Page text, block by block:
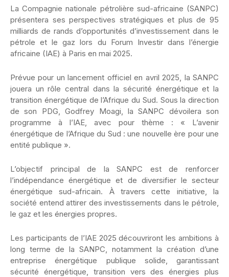
La Compagnie nationale pétrolière sud-africaine (SANPC)
présentera ses perspectives stratégiques et plus de 95
milliards de rands d’opportunités d’investissement dans le
pétrole et le gaz lors du Forum Investir dans l’énergie
africaine (IAE) à Paris en mai 2025.
Prévue pour un lancement officiel en avril 2025, la SANPC
jouera un rôle central dans la sécurité énergétique et la
transition énergétique de l’Afrique du Sud. Sous la direction
de son PDG, Godfrey Moagi, la SANPC dévoilera son
programme à l’IAE, avec pour thème : « L’avenir
énergétique de l’Afrique du Sud : une nouvelle ère pour une
entité publique ».
L’objectif principal de la SANPC est de renforcer
l’indépendance énergétique et de diversifier le secteur
énergétique sud-africain. À travers cette initiative, la
société entend attirer des investissements dans le pétrole,
le gaz et les énergies propres.
Les participants de l’IAE 2025 découvriront les ambitions à
long terme de la SANPC, notamment la création d’une
entreprise énergétique publique solide, garantissant
sécurité énergétique, transition vers des énergies plus